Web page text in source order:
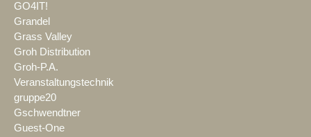
GO4IT!
Grandel
Grass Valley
Groh Distribution
Groh-P.A.
Veranstaltungstechnik
gruppe20
Gschwendtner
Guest-One